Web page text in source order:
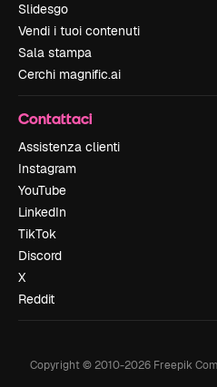
Slidesgo
Vendi i tuoi contenuti
Sala stampa
Cerchi magnific.ai
Contattaci
Assistenza clienti
Instagram
YouTube
LinkedIn
TikTok
Discord
X
Reddit
Copyright © 2010-2026Freepik